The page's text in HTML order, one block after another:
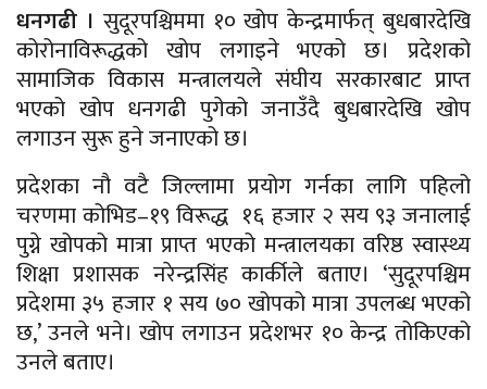
धनगढी । सुदूरपश्चिममा १० खोप केन्द्रमार्फत् बुधबारदेखि
कोरोनाविरूद्धको खोप लगाइने भएको छ। प्रदेशको
सामाजिक विकास मन्त्रालयले संघीय सरकारबाट प्राप्त
भएको खोप धनगढी पुगेको जनाउँदै बुधबारदेखि खोप
लगाउन सुरू हुने जनाएको छ।
प्रदेशका नौ वटै जिल्लामा प्रयोग गर्नका लागि पहिलो
चरणमा कोभिड–१९ विरूद्ध १६ हजार २ सय ९३ जनालाई
पुग्ने खोपको मात्रा प्राप्त भएको मन्त्रालयका वरिष्ठ स्वास्थ्य
शिक्षा प्रशासक नरेन्द्रसिंह कार्कीले बताए। ‘सुदूरपश्चिम
प्रदेशमा ३५ हजार १ सय ७० खोपको मात्रा उपलब्ध भएको
छ,’ उनले भने। खोप लगाउन प्रदेशभर १० केन्द्र तोकिएको
उनले बताए।